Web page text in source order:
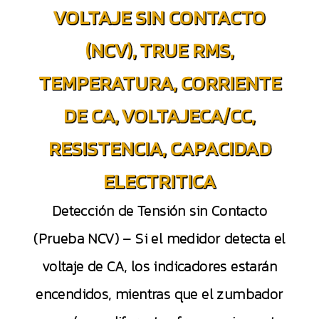
VOLTAJE SIN CONTACTO
(NCV), TRUE RMS,
TEMPERATURA, CORRIENTE
DE CA, VOLTAJECA/CC,
RESISTENCIA, CAPACIDAD
ELECTRITICA
Detección de Tensión sin Contacto
(Prueba NCV) – Si el medidor detecta el
voltaje de CA, los indicadores estarán
encendidos, mientras que el zumbador